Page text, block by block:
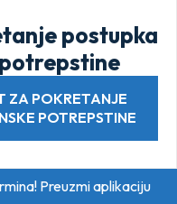
postupka
ZA POKRETANJE
POTREPSTINE
Preuzmi aplikaciju